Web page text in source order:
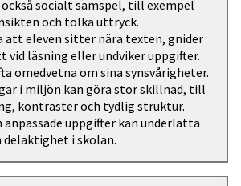
också socialt samspel, till exempel
och tolka uttryck.
att eleven sitter nära texten, gnider
läsning eller undviker uppgifter.
omedvetna om sina synsvårigheter.
i miljön kan göra stor skillnad, till
kontraster och tydlig struktur.
anpassade uppgifter kan underlätta
delaktighet i skolan.